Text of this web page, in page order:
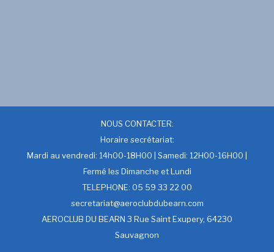
NOUS CONTACTER:
Horaire secrétariat:
Mardi au vendredi: 14h00-18H00 | Samedi: 12H00-16H00 |
Fermé les Dimanche et Lundi
TELEPHONE: 05 59 33 22 00
secretariat@aeroclubdubearn.com
AEROCLUB DU BEARN 3 Rue Saint Exupery, 64230
Sauvagnon